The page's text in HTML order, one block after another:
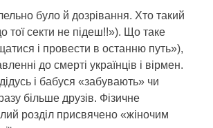
було й дозрівання. Хто такий
тої секти не підеш!!»). Що таке
і провести в останню путь»),
до смерті українців і вірмен.
і бабуся «забувають» чи
більше друзів. Фізичне
розділ присвячено «жіночим